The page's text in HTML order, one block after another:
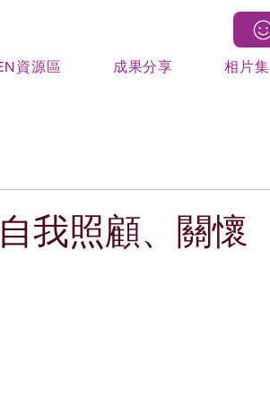
資源區 成果分享 相片集
我照顧、關懷